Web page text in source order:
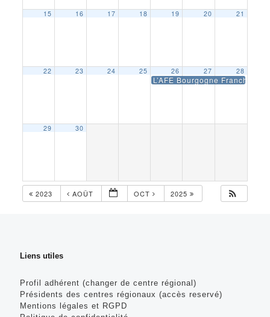
15 16 17 18 19 20 21
22 23 24 25 26
L’AFE Bourgogne Franche
27 28
29 30
2023 AOÛT OCT 2025
Liens utiles
Profil adhérent (changer de centre régional)
Présidents des centres régionaux (accès reservé)
Mentions légales et RGPD